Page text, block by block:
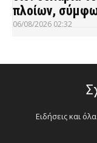
πλοίων,
06/08/2026 02:32
Ειδήσεις και